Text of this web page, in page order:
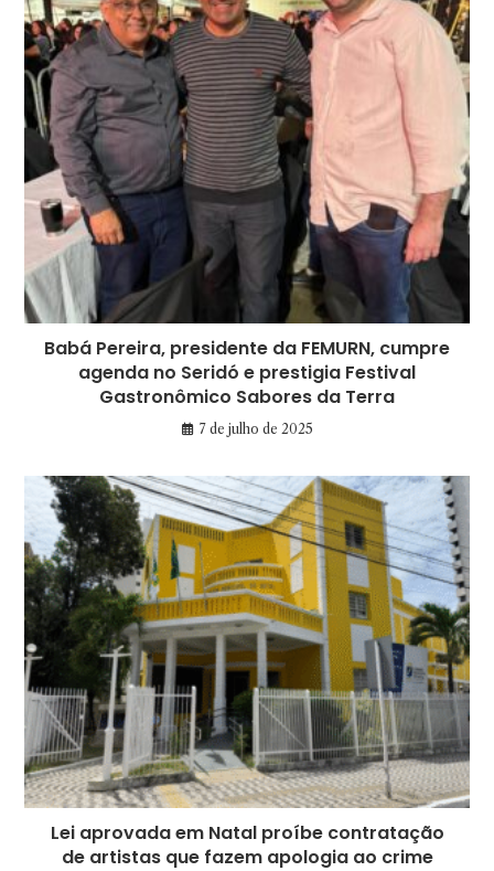
Babá Pereira, presidente da FEMURN, cumpre
agenda no Seridó e prestigia Festival
Gastronômico Sabores da Terra
7 de julho de 2025
Lei aprovada em Natal proíbe contratação
de artistas que fazem apologia ao crime